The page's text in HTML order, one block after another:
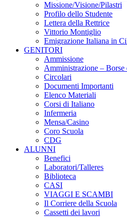
Missione/Visione/Pilastri
Profilo dello Studente
Lettera della Rettrice
Vittorio Montiglio
Emigrazione Italiana in
GENITORI
Ammissione
Amministrazione – Borse
Circolari
Documenti Importanti
Elenco Materiali
Corsi di Italiano
Infermeria
Mensa/Casino
Coro Scuola
CDG
ALUNNI
Benefici
Laboratori/Talleres
Biblioteca
CASI
VIAGGI E SCAMBI
Il Corriere della Scuola
Cassetti dei lavori